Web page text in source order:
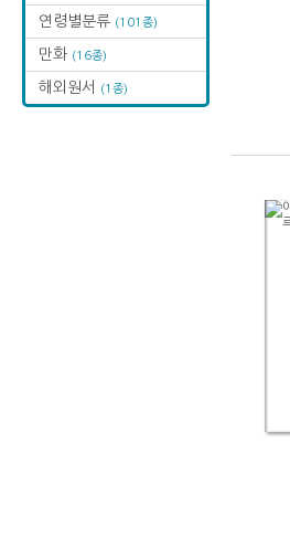
연령별분류 (101종)
만화 (16종)
해외원서 (1종)